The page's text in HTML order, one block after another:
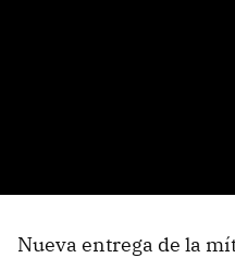
Nueva entrega de la